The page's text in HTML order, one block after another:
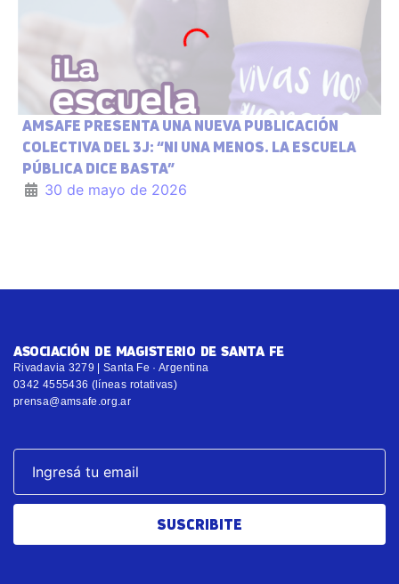
AMSAFE PRESENTA UNA NUEVA PUBLICACIÓN
COLECTIVA DEL 3J: “NI UNA MENOS. LA ESCUELA
PÚBLICA DICE BASTA”
30 de mayo de 2026
ASOCIACIÓN DE MAGISTERIO DE SANTA FE
Rivadavia 3279 | Santa Fe · Argentina
0342 4555436 (líneas rotativas)
prensa@amsafe.org.ar
SUSCRIBITE